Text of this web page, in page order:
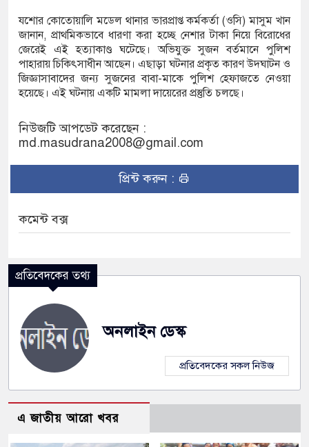
যশোর কোতোয়ালি মডেল থানার ভারপ্রাপ্ত কর্মকর্তা (ওসি) মাসুম খান
জানান, প্রাথমিকভাবে ধারণা করা হচ্ছে নেশার টাকা নিয়ে বিরোধের
জেরেই এই হত্যাকাণ্ড ঘটেছে। অভিযুক্ত সুজন বর্তমানে পুলিশ
পাহারায় চিকিৎসাধীন আছেন। এছাড়া ঘটনার প্রকৃত কারণ উদ্ঘাটন ও
জিজ্ঞাসাবাদের জন্য সুজনের বাবা-মাকে পুলিশ হেফাজতে নেওয়া
হয়েছে। এই ঘটনায় একটি মামলা দায়েরের প্রস্তুতি চলছে।
নিউজটি আপডেট করেছেন :
md.masudrana2008@gmail.com
প্রিন্ট করুন :
কমেন্ট বক্স
প্রতিবেদকের তথ্য
অনলাইন ডেস্ক
প্রতিবেদকের সকল নিউজ
এ জাতীয় আরো খবর